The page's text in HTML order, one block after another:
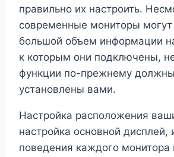
правильно их настроить.
современные мониторы могут
большой объем информации
к которым они подключены,
функции по-прежнему
установлены вами.
Настройка расположения
настройка основной дисплей,
поведения каждого